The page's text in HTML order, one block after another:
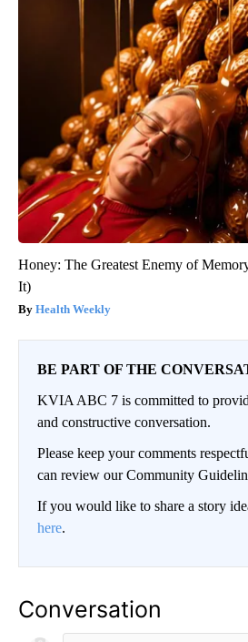
Honey: The Greatest Enemy of
It)
Health Weekly
BE PART OF THE
KVIA ABC 7 is committed to
and constructive conversation.
Please keep your comments
can review our Community
If you would like to share a story
here.
Conversation